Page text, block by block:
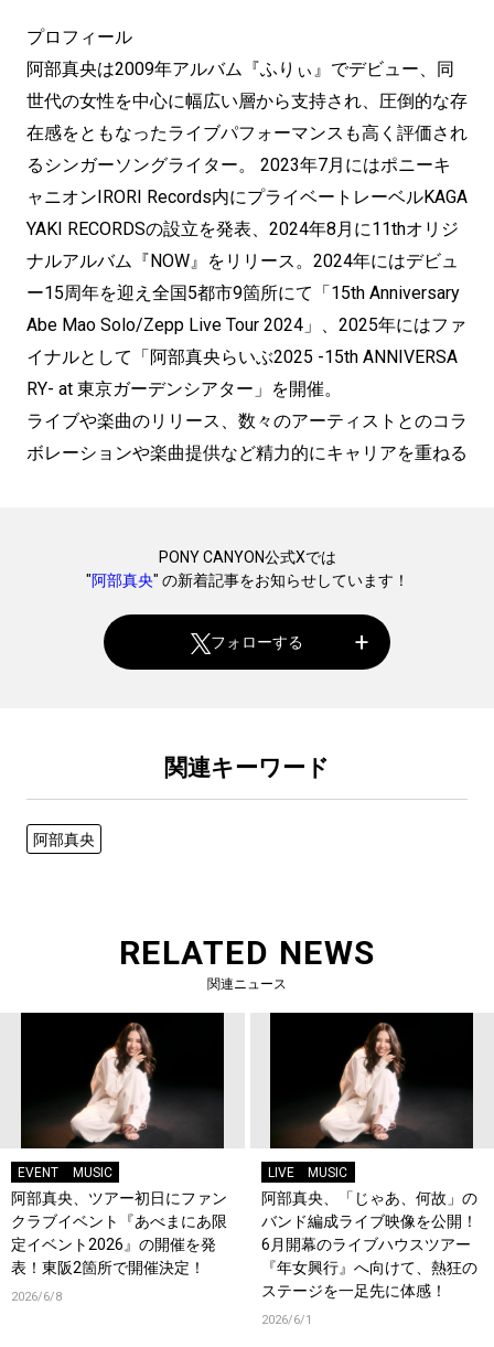
プロフィール
阿部真央は2009年アルバム『ふりぃ』でデビュー、同
世代の女性を中心に幅広い層から支持され、圧倒的な存
在感をともなったライブパフォーマンスも高く評価され
るシンガーソングライター。 2023年7月にはポニーキ
ャニオンIRORI Records内にプライベートレーベルKAGA
YAKI RECORDSの設立を発表、2024年8月に11thオリジ
ナルアルバム『NOW』をリリース。2024年にはデビュ
ー15周年を迎え全国5都市9箇所にて「15th Anniversary
Abe Mao Solo/Zepp Live Tour 2024」、2025年にはファ
イナルとして「阿部真央らいぶ2025 -15th ANNIVERSA
RY- at 東京ガーデンシアター」を開催。
ライブや楽曲のリリース、数々のアーティストとのコラ
ボレーションや楽曲提供など精力的にキャリアを重ねる
PONY CANYON公式Xでは
"阿部真央" の新着記事をお知らせしています！
フォローする
関連キーワード
阿部真央
RELATED NEWS
関連ニュース
EVENT MUSIC
阿部真央、ツアー初日にファン
クラブイベント『あべまにあ限
定イベント2026』の開催を発
表！東阪2箇所で開催決定！
2026/6/8
LIVE MUSIC
阿部真央、「じゃあ、何故」の
バンド編成ライブ映像を公開！
6月開幕のライブハウスツアー
『年女興行』へ向けて、熱狂の
ステージを一足先に体感！
2026/6/1